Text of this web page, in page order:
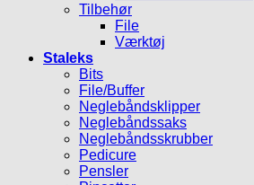
Tilbehør
File
Værktøj
Staleks
Bits
File/Buffer
Neglebåndsklipper
Neglebåndssaks
Neglebåndsskrubber
Pedicure
Pensler